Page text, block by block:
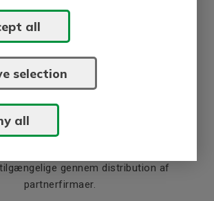
all
selection
all
BEVI i verden
i Sverige, Danmark, Norge, Finland, Kina
giver god, lokal kontakt og god
gennem distribution af
partnerfirmaer.